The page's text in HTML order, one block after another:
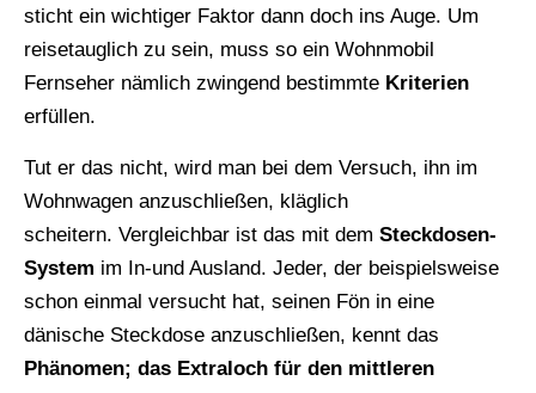
sticht ein wichtiger Faktor dann doch ins Auge. Um
reisetauglich zu sein, muss so ein Wohnmobil
Fernseher nämlich zwingend bestimmte Kriterien
erfüllen.
Tut er das nicht, wird man bei dem Versuch, ihn im
Wohnwagen anzuschließen, kläglich
scheitern. Vergleichbar ist das mit dem Steckdosen-
System im In-und Ausland. Jeder, der beispielsweise
schon einmal versucht hat, seinen Fön in eine
dänische Steckdose anzuschließen, kennt das
Phänomen; das Extraloch für den mittleren